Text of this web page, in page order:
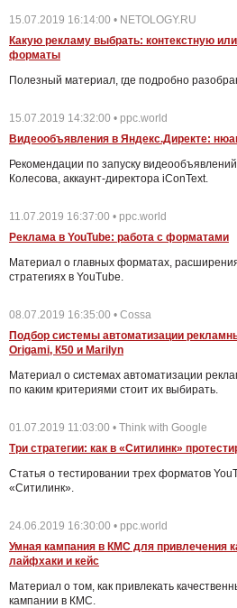
15.07.2019 16:14:00 • NETOLOGY.RU
Какую рекламу выбрать: контекстную
форматы
Полезный материал, где подробно
15.07.2019 14:32:00 • ppc.world
Видеообъявления в Яндекс.Директе:
Рекомендации по запуску
Колесова, аккаунт-директора iConText.
11.07.2019 16:37:00 • ppc.world
Реклама в YouTube: работа с форматами
Материал о главных форматах,
стратегиях в YouTube.
08.07.2019 16:35:00 • Cossa
Подбор системы автоматизации
Origami, К50 и Marilyn
Материал о системах автоматизации
по каким критериями стоит их выбирать.
01.07.2019 11:03:00 • Think with Google
Три стратегии: как в «Ситилинк»
Статья о тестировании трех форматов
«Ситилинк».
24.06.2019 16:30:00 • ppc.world
Умная кампания в КМС для привлечения
лайфхаки и кейс
Материал о том, как привлекать
кампании в КМС.